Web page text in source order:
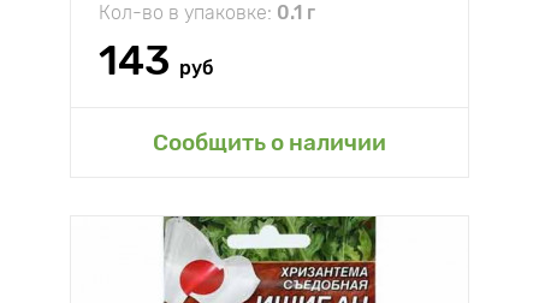
Кол-во в упаковке: 0.1 г
143 руб
Сообщить о наличии